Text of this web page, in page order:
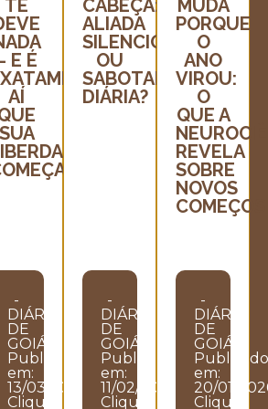
TE
E É
AÍ
SUA
-
DIÁRIO
DE
GOIÁS
Publicado
em:
13/03/2026
Clique
CABEÇA:
ALIADA
SILENCIOSA
OU
SABOTADORA
DIÁRIA?
-
DIÁRIO
DE
GOIÁS
Publicado
em:
11/02/2026
Clique
MUDA
PORQUE
O
ANO
VIROU:
O
QUE A
REVELA
SOBRE
NOVOS
COMEÇOS
-
DIÁRIO
DE
GOIÁS
Publicado
em:
20/01/
Clique